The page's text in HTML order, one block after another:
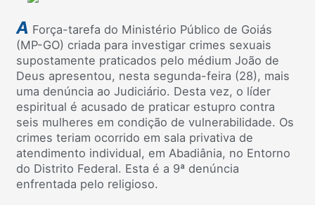
A Força-tarefa do Ministério Público de Goiás
(MP-GO) criada para investigar crimes sexuais
supostamente praticados pelo médium João de
Deus apresentou, nesta segunda-feira (28), mais
uma denúncia ao Judiciário. Desta vez, o líder
espiritual é acusado de praticar estupro contra
seis mulheres em condição de vulnerabilidade. Os
crimes teriam ocorrido em sala privativa de
atendimento individual, em Abadiânia, no Entorno
do Distrito Federal. Esta é a 9ª denúncia
enfrentada pelo religioso.